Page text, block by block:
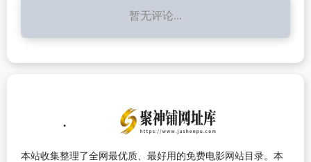
暂无评论...
本站收集整理了全网最优质、最好用的免费电影网站目录。本